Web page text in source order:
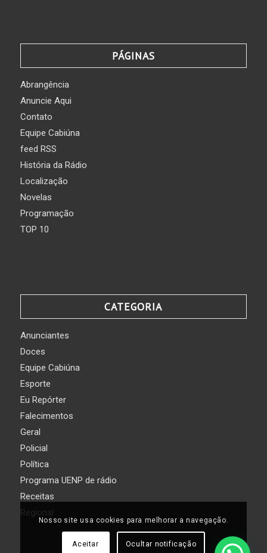
PÁGINAS
Abrangência
Anuncie Aqui
Contato
Equipe Cabiúna
feed RSS
História da Rádio
Localização
Novelas
Programação
TOP 10
CATEGORIA
Anunciantes
Doces
Equipe Cabiúna
Esporte
Eu Repórter
Falecimentos
Geral
Policial
Política
Programa UENP de rádio
Receitas
Regional
Nosso site usa cookies para melhorar a navegação.
Aceitar Ocultar notificação